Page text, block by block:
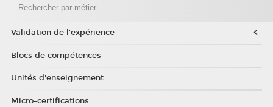
Rechercher par métier
Validation de l'expérience
Blocs de compétences
Unités d'enseignement
Micro-certifications